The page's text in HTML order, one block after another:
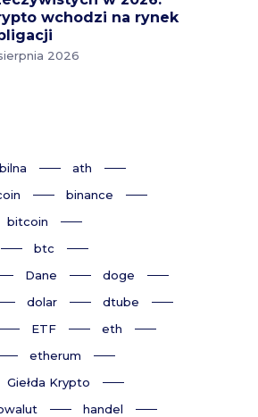
wchodzi na rynek
2026
ath
binance
bitcoin
btc
Dane
doge
dolar
dtube
ETF
eth
etherum
Giełda Krypto
handel